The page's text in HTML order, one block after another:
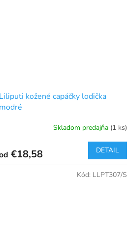
Liliputi kožené capáčky lodička
modré
Skladom predajňa (1 ks)
€18,58 DETAIL
Kód: LLPT307/S